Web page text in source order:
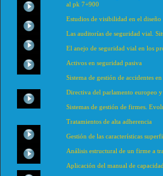
al pk 7+900
Estudios de visibilidad en el
Las auditorías de seguridad vial.
El anejo de seguridad vial en los
Activos en seguridad pasiva
Sistema de gestión de accidentes
Directiva del parlamento europeo
Sistemas de gestión de firmes.
Tratamientos de alta adherencia
Gestión de las características
Análisis estructural de un firme a
Aplicación del manual de